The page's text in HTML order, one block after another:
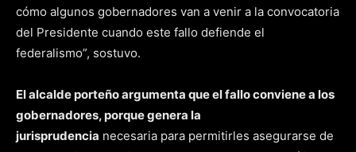
cómo algunos gobernadores van a venir a la convocatoria
del Presidente cuando este fallo defiende el
federalismo”, sostuvo.
El alcalde porteño argumenta que el fallo conviene a los
gobernadores, porque genera la
jurisprudencia necesaria para permitirles asegurarse de